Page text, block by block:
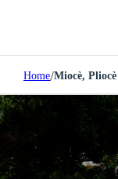
Home/Miocè,